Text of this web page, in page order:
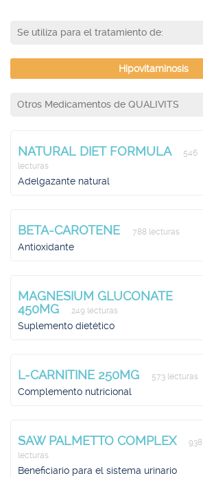
Se utiliza para el tratamiento de:
Hipovitaminosis
Otros Medicamentos de QUALIVITS
NATURAL DIET FORMULA
546
lecturas
Adelgazante natural
BETA-CAROTENE 788 lecturas
Antioxidante
MAGNESIUM GLUCONATE
450MG
249 lecturas
Suplemento dietético
L-CARNITINE 250MG 573 lecturas
Complemento nutricional
SAW PALMETTO COMPLEX
938
lecturas
Beneficiario para el sistema urinario